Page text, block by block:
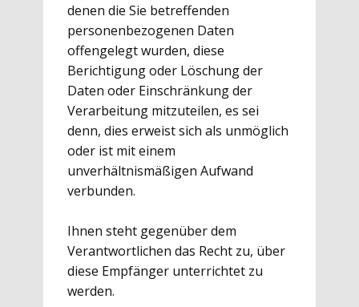
denen die Sie betreffenden
personenbezogenen Daten
offengelegt wurden, diese
Berichtigung oder Löschung der
Daten oder Einschränkung der
Verarbeitung mitzuteilen, es sei
denn, dies erweist sich als unmöglich
oder ist mit einem
unverhältnismäßigen Aufwand
verbunden.
Ihnen steht gegenüber dem
Verantwortlichen das Recht zu, über
diese Empfänger unterrichtet zu
werden.